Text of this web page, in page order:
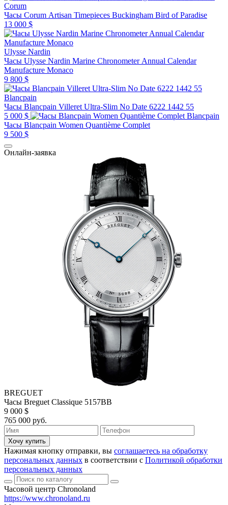
Corum
Часы Corum Artisan Timepieces Buckingham Bird of Paradise
13 000 $
Ulysse Nardin
Часы Ulysse Nardin Marine Chronometer Annual Calendar
Manufacture Monaco
9 800 $
Blancpain
Часы Blancpain Villeret Ultra-Slim No Date 6222 1442 55
5 000 $
Blancpain
Часы Blancpain Women Quantième Complet
9 500 $
Онлайн-заявка
BREGUET
Часы Breguet Classique 5157BB
9 000 $
765 000 руб.
Хочу купить
Нажимая кнопку отправки, вы соглашаетесь на обработку
персональных данных в соответствии с Политикой обработки
персональных данных
Часовой центр Chronoland
https://www.chronoland.ru